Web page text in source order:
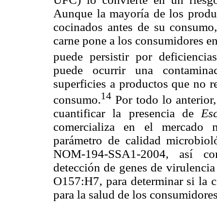
Aunque la mayoría de los
cocinados antes de su
carne pone a los consumidores
puede persistir por
puede ocurrir una
superficies a productos que no
consumo.14 Por todo lo
cuantificar la presencia de
comercializa en el mercado
parámetro de calidad
NOM-194-SSA1-2004, así
detección de genes de
O157:H7, para determinar si la
para la salud de los